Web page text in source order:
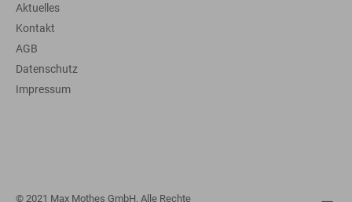
Aktuelles
Kontakt
AGB
Datenschutz
Impressum
© 2021 Max Mothes GmbH. Alle Rechte